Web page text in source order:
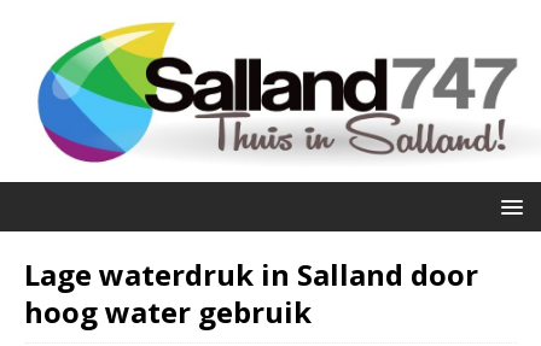
Lage waterdruk in Salland door
hoog water gebruik